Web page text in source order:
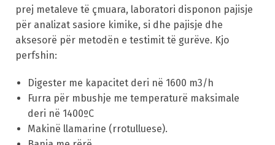
prej metaleve të çmuara, laboratori disponon pajisje
për analizat sasiore kimike, si dhe pajisje dhe
aksesorë për metodën e testimit të gurëve. Kjo
perfshin:
Digester me kapacitet deri në 1600 m3/h
Furra për mbushje me temperaturë maksimale
deri në 1400ºC
Makinë llamarine (rrotulluese).